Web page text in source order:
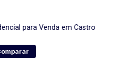
para Venda em Castro